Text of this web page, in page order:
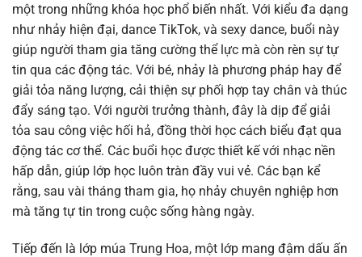
một trong những khóa học phổ biến nhất. Với kiểu đa dạng
như nhảy hiện đại, dance TikTok, và sexy dance, buổi này
giúp người tham gia tăng cường thể lực mà còn rèn sự tự
tin qua các động tác. Với bé, nhảy là phương pháp hay để
giải tỏa năng lượng, cải thiện sự phối hợp tay chân và thúc
đẩy sáng tạo. Với người trưởng thành, đây là dịp để giải
tỏa sau công việc hối hả, đồng thời học cách biểu đạt qua
động tác cơ thể. Các buổi học được thiết kế với nhạc nền
hấp dẫn, giúp lớp học luôn tràn đầy vui vẻ. Các bạn kể
rằng, sau vài tháng tham gia, họ nhảy chuyên nghiệp hơn
mà tăng tự tin trong cuộc sống hàng ngày.
Tiếp đến là lớp múa Trung Hoa, một lớp mang đậm dấu ấn